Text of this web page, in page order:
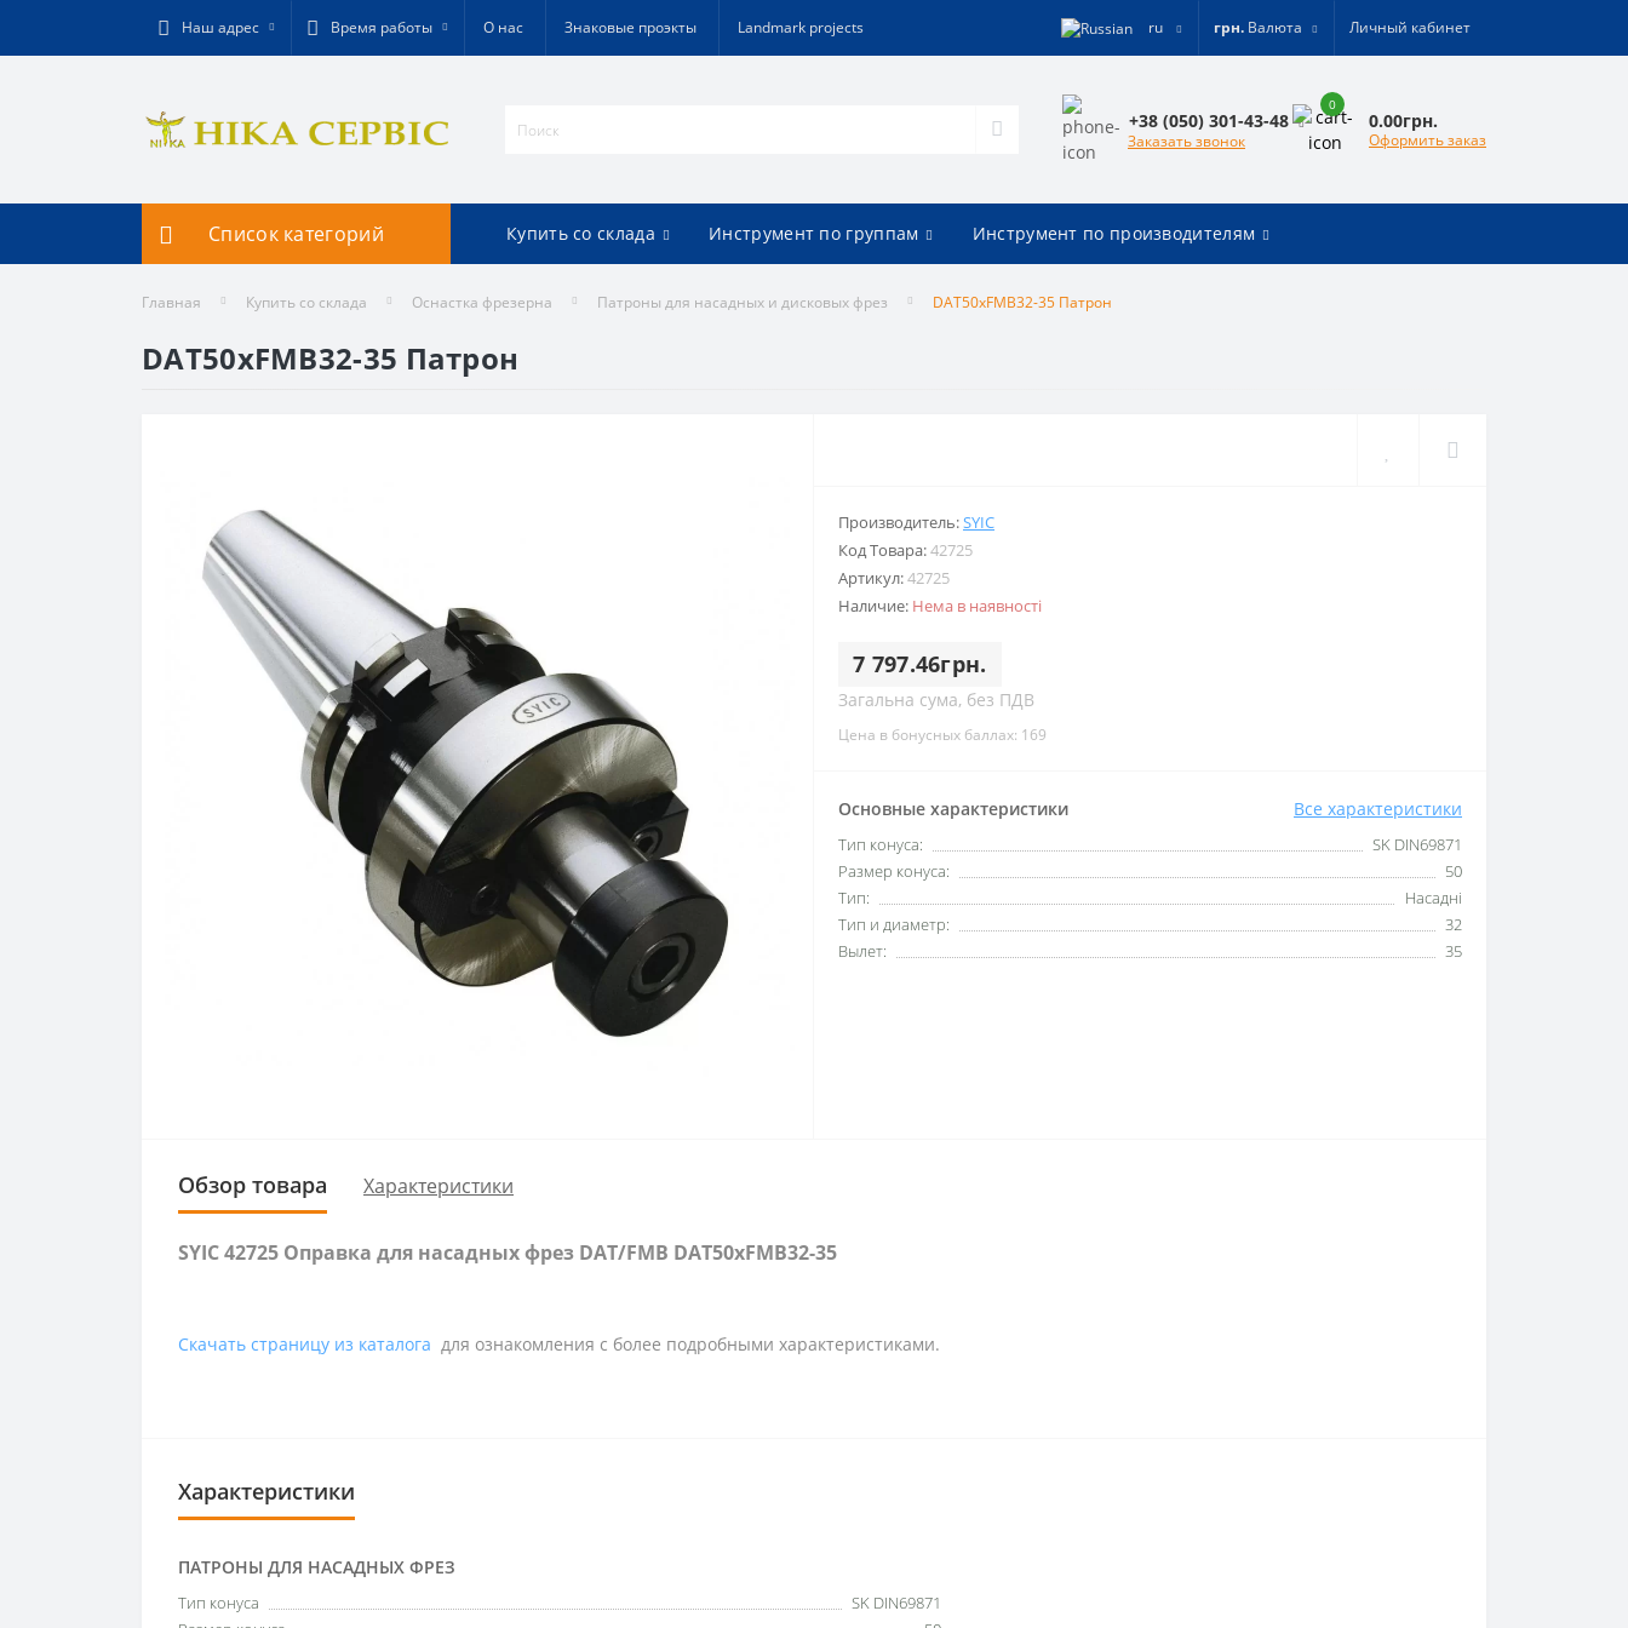
Наш адрес Время работы О нас Знаковые проэкты Landmark projects ru грн. Валюта Личный кабинет
+38 (050) 301-43-48
Заказать звонок
0
0.00грн.
Оформить заказ
Список категорий Купить со склада Инструмент по группам Инструмент по производителям
Главная Купить со склада Оснастка фрезерна Патроны для насадных и дисковых фрез DAT50xFMB32-35 Патрон
DAT50xFMB32-35 Патрон
Производитель:SYIC
Код Товара:42725
Артикул:42725
Наличие: Нема в наявності
7 797.46грн.
Загальна сума, без ПДВ
Цена в бонусных баллах: 169
Основные характеристики Все характеристики
Тип конуса:
SK DIN69871
Размер конуса:
50
Тип:
Насадні
Тип и диаметр:
32
Вылет:
35
Обзор товара Характеристики
SYIC 42725 Оправка для насадных фрез DAT/FMB DAT50xFMB32-35
Скачать страницу из каталога для ознакомления с более подробными характеристиками.
Характеристики
ПАТРОНЫ ДЛЯ НАСАДНЫХ ФРЕЗ
Тип конуса
SK DIN69871